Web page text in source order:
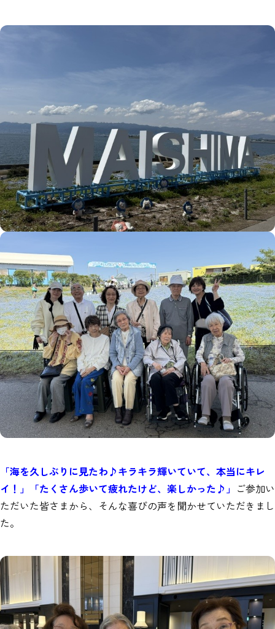
「海を久しぶりに見たわ♪キラキラ輝いていて、本当にキレ
イ！」「たくさん歩いて疲れたけど、楽しかった♪」 ご参加い
ただいた皆さまから、そんな喜びの声を聞かせていただきまし
た。